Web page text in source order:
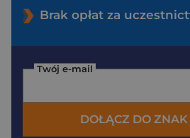
Brak opłat za
Twój e-mail
DOŁĄCZ DO ZNAK